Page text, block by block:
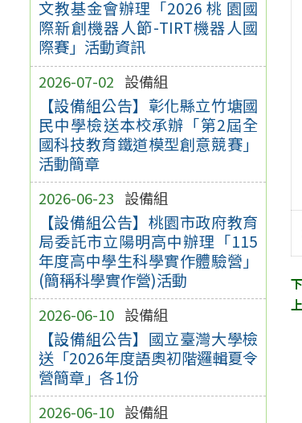
文教基金會辦理「2026 桃 園國
際新創機器人節-TIRT機器人國
際賽」活動資訊
2026-07-02 設備組
【設備組公告】彰化縣立竹塘國
民中學檢送本校承辦「第2屆全
國科技教育鐵道模型創意競賽」
活動簡章
2026-06-23 設備組
【設備組公告】桃園市政府教育
局委託市立陽明高中辦理「115
年度高中學生科學實作體驗營」
(簡稱科學實作營)活動
2026-06-10 設備組
【設備組公告】國立臺灣大學檢
送「2026年度語奧初階邏輯夏令
營簡章」各1份
2026-06-10 設備組